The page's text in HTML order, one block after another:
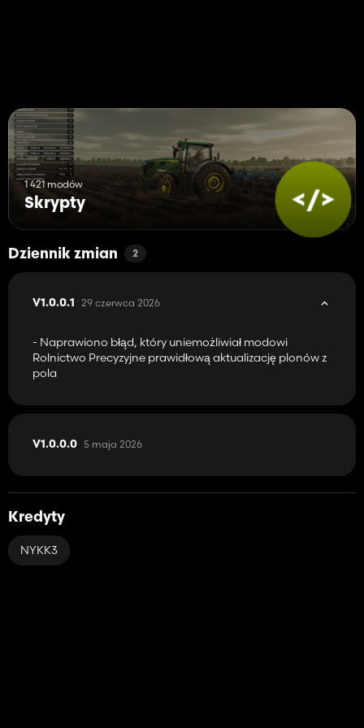
1 421 modów
Skrypty
Dziennik zmian 2
V1.0.0.1 29 czerwca 2026
- Naprawiono błąd, który uniemożliwiał modowi
Rolnictwo Precyzyjne prawidłową aktualizację plonów z
pola
V1.0.0.0 5 maja 2026
Kredyty
NYKK3